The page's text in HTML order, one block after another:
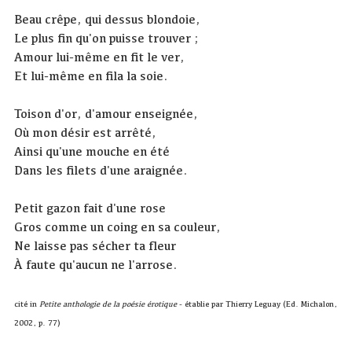
Beau crêpe, qui dessus blondoie,
Le plus fin qu'on puisse trouver ;
Amour lui-même en fit le ver,
Et lui-même en fila la soie.
Toison d'or, d'amour enseignée,
Où mon désir est arrêté,
Ainsi qu'une mouche en été
Dans les filets d'une araignée.
Petit gazon fait d'une rose
Gros comme un coing en sa couleur,
Ne laisse pas sécher ta fleur
À faute qu'aucun ne l'arrose.
cité in Petite anthologie de la poésie érotique- établie par Thierry Leguay (Ed. Michalon,
2002, p. 77)